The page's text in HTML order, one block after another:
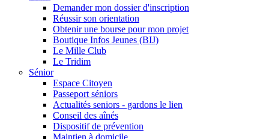
Demander mon dossier d'inscription
Réussir son orientation
Obtenir une bourse pour mon projet
Boutique Infos Jeunes (BIJ)
Le Mille Club
Le Tridim
Sénior
Espace Citoyen
Passeport séniors
Actualités seniors - gardons le lien
Conseil des aînés
Dispositif de prévention